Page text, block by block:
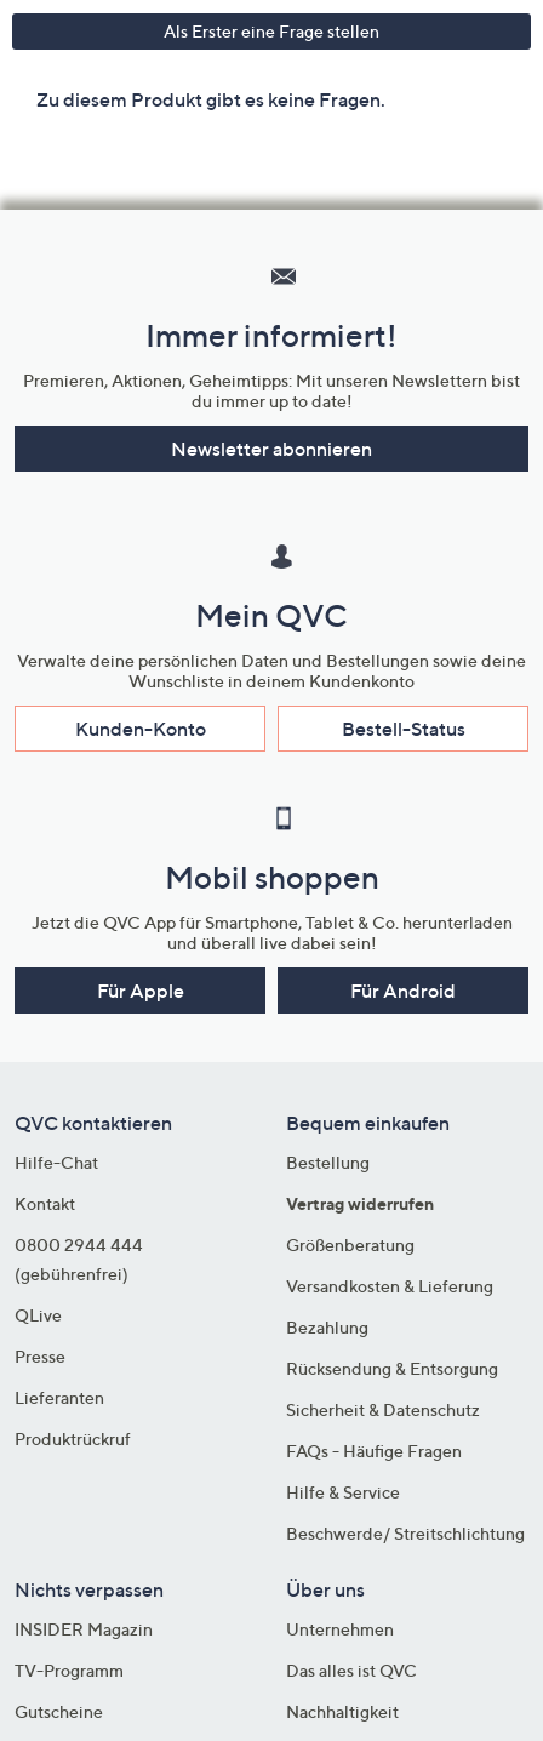
Unternehmensinformationen
Immer informiert!
Premieren, Aktionen, Geheimtipps: Mit unseren Newslettern bist
du immer up to date!
Newsletter abonnieren
Mein QVC
Verwalte deine persönlichen Daten und Bestellungen sowie deine
Wunschliste in deinem Kundenkonto
Kunden-Konto Bestell-Status
Mobil shoppen
Jetzt die QVC App für Smartphone, Tablet & Co. herunterladen
und überall live dabei sein!
Für Apple Für Android
QVC kontaktieren
Hilfe-Chat
Kontakt
0800 2944 444
(gebührenfrei)
QLive
Presse
Lieferanten
Produktrückruf
Bequem einkaufen
Bestellung
Vertrag widerrufen
Größenberatung
Versandkosten & Lieferung
Bezahlung
Rücksendung & Entsorgung
Sicherheit & Datenschutz
FAQs - Häufige Fragen
Hilfe & Service
Beschwerde/ Streitschlichtung
Nichts verpassen
INSIDER Magazin
TV-Programm
Gutscheine
Über uns
Unternehmen
Das alles ist QVC
Nachhaltigkeit